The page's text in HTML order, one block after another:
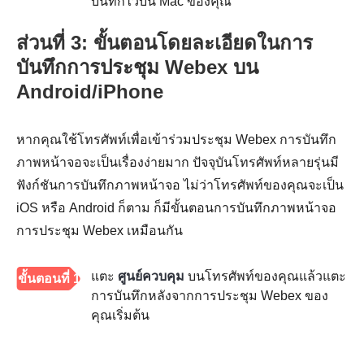
ส่วนที่ 3: ขั้นตอนโดยละเอียดในการ
บันทึกการประชุม Webex บน
Android/iPhone
หากคุณใช้โทรศัพท์เพื่อเข้าร่วมประชุม Webex การบันทึก
ภาพหน้าจอจะเป็นเรื่องง่ายมาก ปัจจุบันโทรศัพท์หลายรุ่นมี
ฟังก์ชันการบันทึกภาพหน้าจอ ไม่ว่าโทรศัพท์ของคุณจะเป็น
iOS หรือ Android ก็ตาม ก็มีขั้นตอนการบันทึกภาพหน้าจอ
การประชุม Webex เหมือนกัน
ขั้นตอนที่ 1 แตะ ศูนย์ควบคุม บนโทรศัพท์ของคุณแล้วแตะ
การบันทึกหลังจากการประชุม Webex ของ
คุณเริ่มต้น